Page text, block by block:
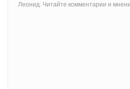
Леонид. Читайте комментарии и